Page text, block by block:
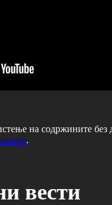
на содржините без
.
вести